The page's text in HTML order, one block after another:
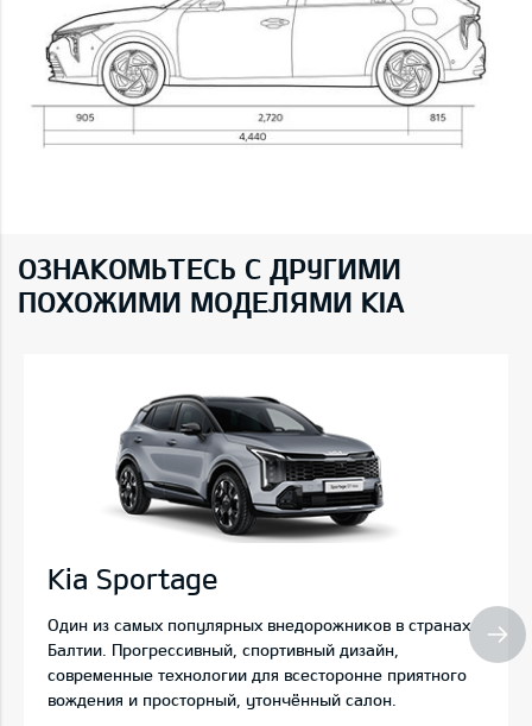
ОЗНАКОМЬТЕСЬ С ДРУГИМИ
ПОХОЖИМИ МОДЕЛЯМИ KIA
Kia Sportage
Один из самых популярных внедорожников в странах
Балтии. Прогрессивный, спортивный дизайн,
современные технологии для всесторонне приятного
вождения и просторный, утончённый салон.